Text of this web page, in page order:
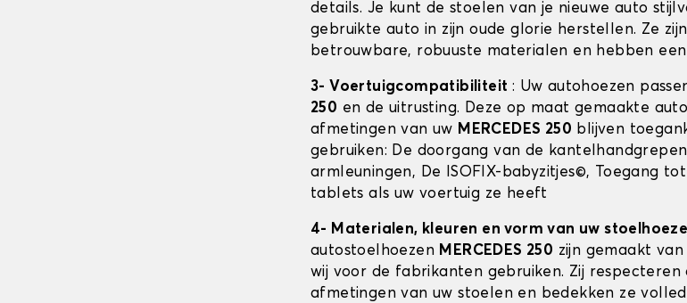
details. Je kunt de stoelen van je nieuwe auto
gebruikte auto in zijn oude glorie herstellen. Ze
betrouwbare, robuuste materialen en hebben
3- Voertuigcompatibiliteit : Uw autohoezen
250 en de uitrusting. Deze op maat gemaakte
afmetingen van uw MERCEDES 250 blijven
gebruiken: De doorgang van de
armleuningen, De ISOFIX-babyzitjes©, Toegang
tablets als uw voertuig ze heeft
4- Materialen, kleuren en vorm van uw
autostoelhoezen MERCEDES 250 zijn gemaakt
wij voor de fabrikanten gebruiken. Zij respecteren
afmetingen van uw stoelen en bedekken ze